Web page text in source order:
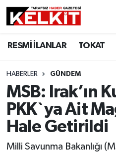
RESMİ İLANLAR TOKAT
HABERLER GÜNDEM
MSB: Irak’ın
PKK`ya Ait
Hale Getirildi
Milli Savunma Bakanlığı